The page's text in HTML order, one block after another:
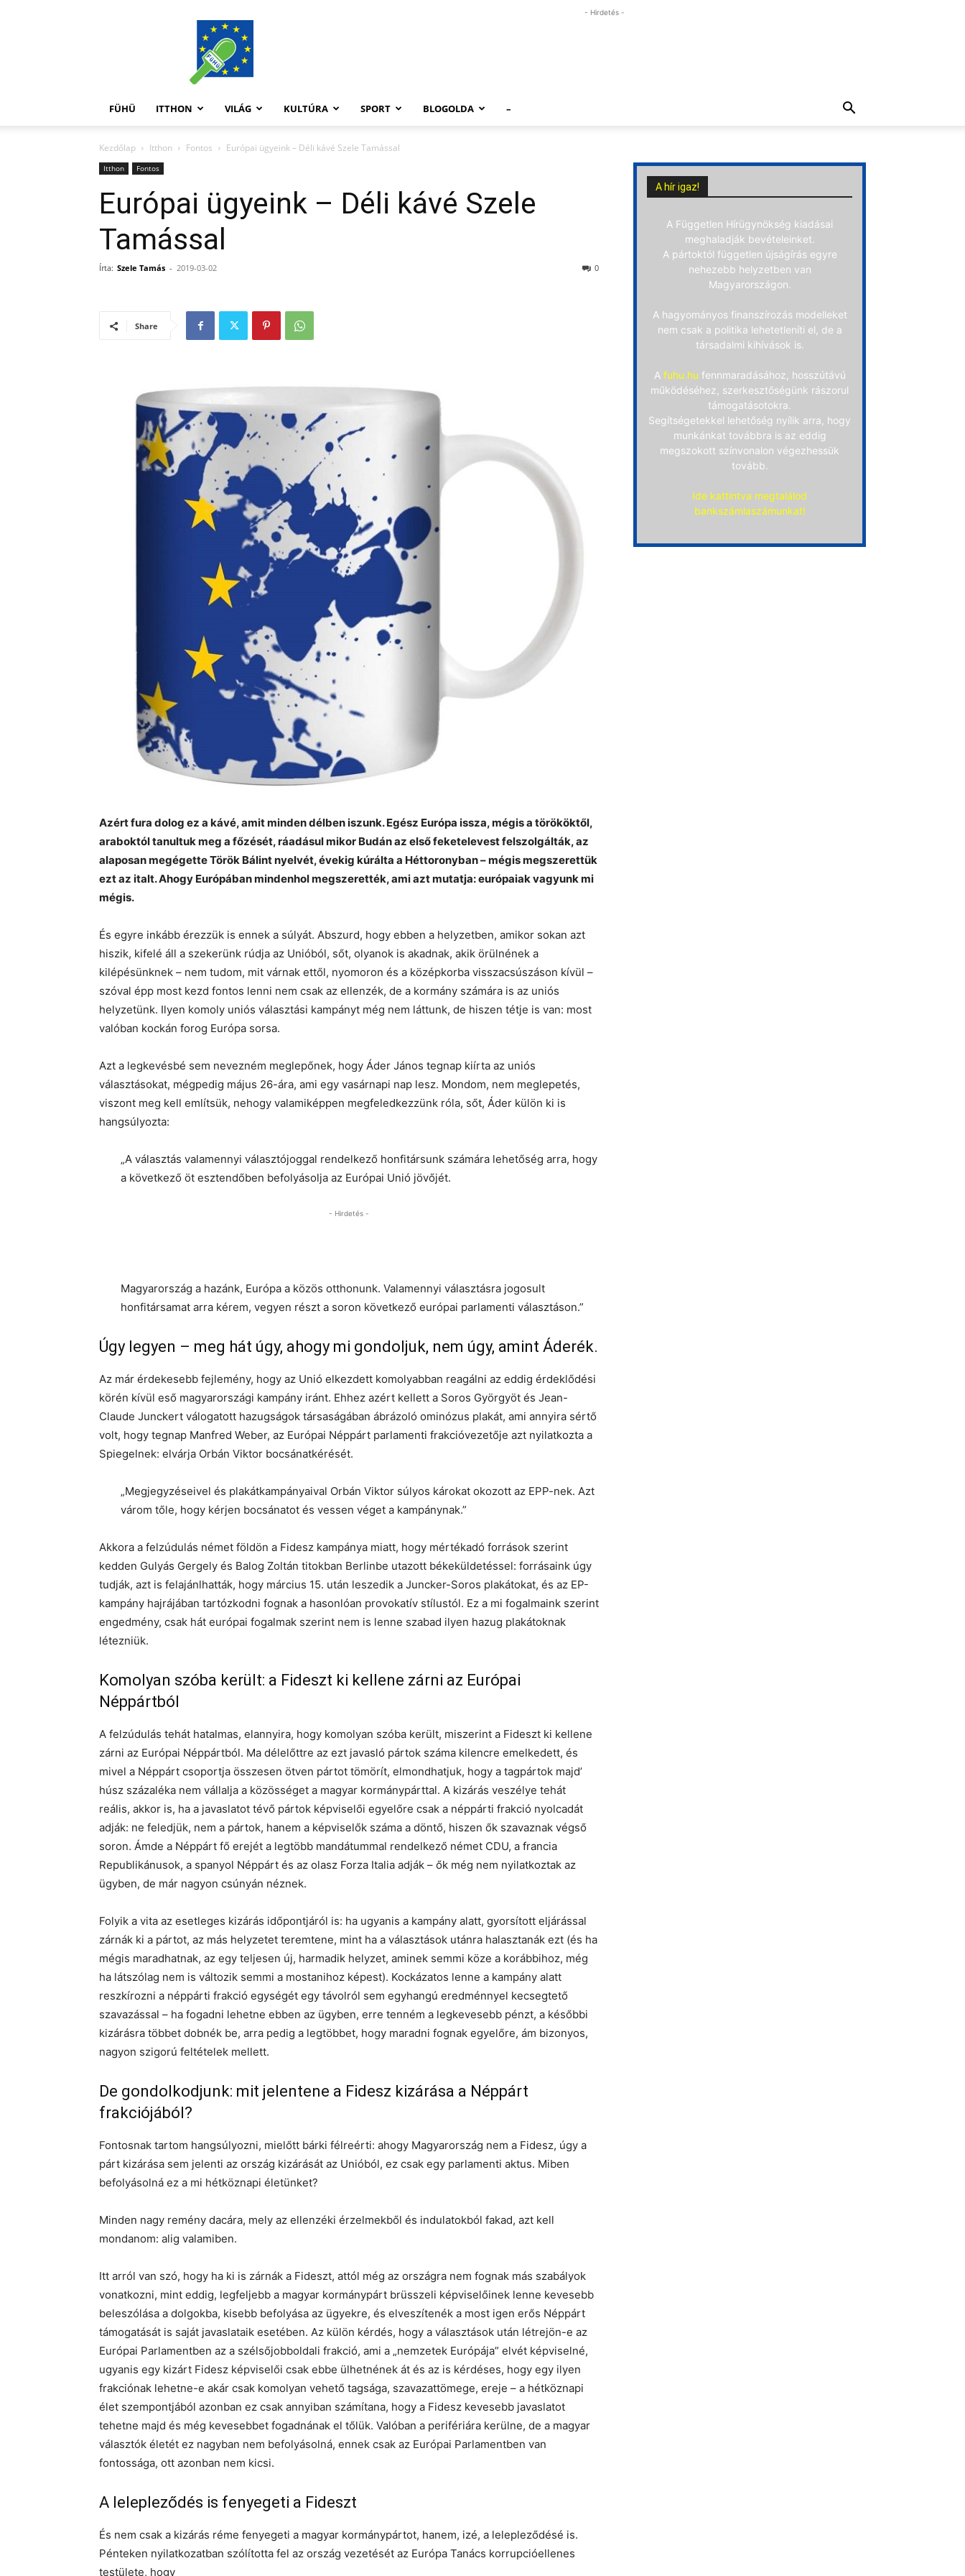
FüHü
- Hirdetés -
FÜHÜ ITTHON VILÁG KULTÚRA SPORT BLOGOLDA –
Kezdőlap Itthon Fontos Európai ügyeink – Déli kávé Szele Tamással
Itthon Fontos
Európai ügyeink – Déli kávé Szele
Tamással
Írta: Szele Tamás - 2019-03-02 0
Share
Azért fura dolog ez a kávé, amit minden délben iszunk. Egész Európa issza, mégis a törököktől,
araboktól tanultuk meg a főzését, ráadásul mikor Budán az első feketelevest felszolgálták, az
alaposan megégette Török Bálint nyelvét, évekig kúrálta a Héttoronyban – mégis megszerettük
ezt az italt. Ahogy Európában mindenhol megszerették, ami azt mutatja: európaiak vagyunk mi
mégis.
És egyre inkább érezzük is ennek a súlyát. Abszurd, hogy ebben a helyzetben, amikor sokan azt
hiszik, kifelé áll a szekerünk rúdja az Unióból, sőt, olyanok is akadnak, akik örülnének a
kilépésünknek – nem tudom, mit várnak ettől, nyomoron és a középkorba visszacsúszáson kívül –
szóval épp most kezd fontos lenni nem csak az ellenzék, de a kormány számára is az uniós
helyzetünk. Ilyen komoly uniós választási kampányt még nem láttunk, de hiszen tétje is van: most
valóban kockán forog Európa sorsa.
Azt a legkevésbé sem nevezném meglepőnek, hogy Áder János tegnap kiírta az uniós
választásokat, mégpedig május 26-ára, ami egy vasárnapi nap lesz. Mondom, nem meglepetés,
viszont meg kell említsük, nehogy valamiképpen megfeledkezzünk róla, sőt, Áder külön ki is
hangsúlyozta:
„A választás valamennyi választójoggal rendelkező honfitársunk számára lehetőség arra, hogy
a következő öt esztendőben befolyásolja az Európai Unió jövőjét.
- Hirdetés -
Magyarország a hazánk, Európa a közös otthonunk. Valamennyi választásra jogosult
honfitársamat arra kérem, vegyen részt a soron következő európai parlamenti választáson.”
Úgy legyen – meg hát úgy, ahogy mi gondoljuk, nem úgy, amint Áderék.
Az már érdekesebb fejlemény, hogy az Unió elkezdett komolyabban reagálni az eddig érdeklődési
körén kívül eső magyarországi kampány iránt. Ehhez azért kellett a Soros Györgyöt és Jean-
Claude Junckert válogatott hazugságok társaságában ábrázoló ominózus plakát, ami annyira sértő
volt, hogy tegnap Manfred Weber, az Európai Néppárt parlamenti frakcióvezetője azt nyilatkozta a
Spiegelnek: elvárja Orbán Viktor bocsánatkérését.
„Megjegyzéseivel és plakátkampányaival Orbán Viktor súlyos károkat okozott az EPP-nek. Azt
várom tőle, hogy kérjen bocsánatot és vessen véget a kampánynak.”
Akkora a felzúdulás német földön a Fidesz kampánya miatt, hogy mértékadó források szerint
kedden Gulyás Gergely és Balog Zoltán titokban Berlinbe utazott békeküldetéssel: forrásaink úgy
tudják, azt is felajánlhatták, hogy március 15. után leszedik a Juncker-Soros plakátokat, és az EP-
kampány hajrájában tartózkodni fognak a hasonlóan provokatív stílustól. Ez a mi fogalmaink szerint
engedmény, csak hát európai fogalmak szerint nem is lenne szabad ilyen hazug plakátoknak
létezniük.
Komolyan szóba került: a Fideszt ki kellene zárni az Európai
Néppártból
A felzúdulás tehát hatalmas, elannyira, hogy komolyan szóba került, miszerint a Fideszt ki kellene
zárni az Európai Néppártból. Ma délelőttre az ezt javasló pártok száma kilencre emelkedett, és
mivel a Néppárt csoportja összesen ötven pártot tömörít, elmondhatjuk, hogy a tagpártok majd’
húsz százaléka nem vállalja a közösséget a magyar kormánypárttal. A kizárás veszélye tehát
reális, akkor is, ha a javaslatot tévő pártok képviselői egyelőre csak a néppárti frakció nyolcadát
adják: ne feledjük, nem a pártok, hanem a képviselők száma a döntő, hiszen ők szavaznak végső
soron. Ámde a Néppárt fő erejét a legtöbb mandátummal rendelkező német CDU, a francia
Republikánusok, a spanyol Néppárt és az olasz Forza Italia adják – ők még nem nyilatkoztak az
ügyben, de már nagyon csúnyán néznek.
Folyik a vita az esetleges kizárás időpontjáról is: ha ugyanis a kampány alatt, gyorsított eljárással
zárnák ki a pártot, az más helyzetet teremtene, mint ha a választások utánra halasztanák ezt (és ha
mégis maradhatnak, az egy teljesen új, harmadik helyzet, aminek semmi köze a korábbihoz, még
ha látszólag nem is változik semmi a mostanihoz képest). Kockázatos lenne a kampány alatt
reszkírozni a néppárti frakció egységét egy távolról sem egyhangú eredménnyel kecsegtető
szavazással – ha fogadni lehetne ebben az ügyben, erre tenném a legkevesebb pénzt, a későbbi
kizárásra többet dobnék be, arra pedig a legtöbbet, hogy maradni fognak egyelőre, ám bizonyos,
nagyon szigorú feltételek mellett.
De gondolkodjunk: mit jelentene a Fidesz kizárása a Néppárt
frakciójából?
Fontosnak tartom hangsúlyozni, mielőtt bárki félreérti: ahogy Magyarország nem a Fidesz, úgy a
párt kizárása sem jelenti az ország kizárását az Unióból, ez csak egy parlamenti aktus. Miben
befolyásolná ez a mi hétköznapi életünket?
Minden nagy remény dacára, mely az ellenzéki érzelmekből és indulatokból fakad, azt kell
mondanom: alig valamiben.
Itt arról van szó, hogy ha ki is zárnák a Fideszt, attól még az országra nem fognak más szabályok
vonatkozni, mint eddig, legfeljebb a magyar kormánypárt brüsszeli képviselőinek lenne kevesebb
beleszólása a dolgokba, kisebb befolyása az ügyekre, és elveszítenék a most igen erős Néppárt
támogatását is saját javaslataik esetében. Az külön kérdés, hogy a választások után létrejön-e az
Európai Parlamentben az a szélsőjobboldali frakció, ami a „nemzetek Európája” elvét képviselné,
ugyanis egy kizárt Fidesz képviselői csak ebbe ülhetnének át és az is kérdéses, hogy egy ilyen
frakciónak lehetne-e akár csak komolyan vehető tagsága, szavazattömege, ereje – a hétköznapi
élet szempontjából azonban ez csak annyiban számítana, hogy a Fidesz kevesebb javaslatot
tehetne majd és még kevesebbet fogadnának el tőlük. Valóban a perifériára kerülne, de a magyar
választók életét ez nagyban nem befolyásolná, ennek csak az Európai Parlamentben van
fontossága, ott azonban nem kicsi.
A lelepleződés is fenyegeti a Fideszt
És nem csak a kizárás réme fenyegeti a magyar kormánypártot, hanem, izé, a lelepleződésé is.
Pénteken nyilatkozatban szólította fel az ország vezetését az Európa Tanács korrupcióellenes
testülete, hogy
A hír igaz!
A Független Hírügynökség kiadásai
meghaladják bevételeinket.
A pártoktól független újságírás egyre
nehezebb helyzetben van
Magyarországon.
A hagyományos finanszírozás modelleket
nem csak a politika lehetetleníti el, de a
társadalmi kihívások is.
A fuhu.hu fennmaradásához, hosszútávú
működéséhez, szerkesztőségünk rászorul
támogatásotokra.
Segítségetekkel lehetőség nyílik arra, hogy
munkánkat továbbra is az eddig
megszokott színvonalon végezhessük
tovább.
Ide kattintva megtalálod
bankszámlaszámunkat!